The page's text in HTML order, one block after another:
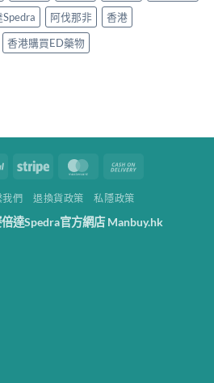
阿伐那非
香港
香港購買ED藥物
PayPal Stripe MasterCard
們 退換貨政策 私隱政策
達Spedra官方網店 Manbuy.hk